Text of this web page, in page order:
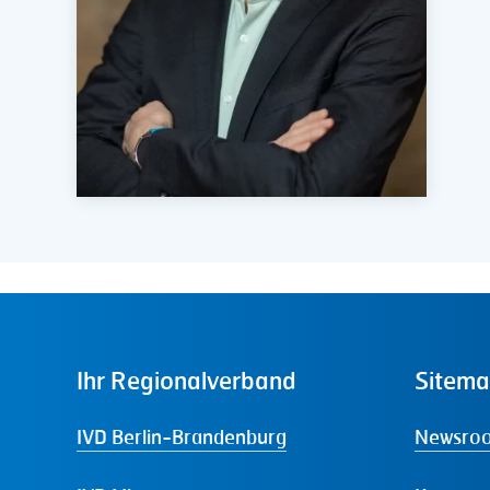
Ihr Regionalverband
IVD Berlin-Brandenburg